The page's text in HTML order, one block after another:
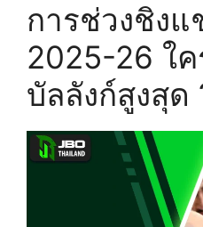
การช่วงชิงแ
2025-26 ใ
บัลลังก์สูงสุด